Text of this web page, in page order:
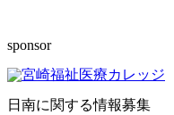
sponsor
日南に関する情報募集